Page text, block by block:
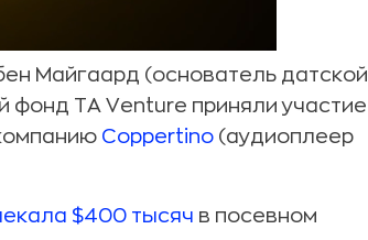
Майгаард (основатель датской
фонд TA Venture приняли участие
Coppertino (аудиоплеер
$400 тысяч в посевном